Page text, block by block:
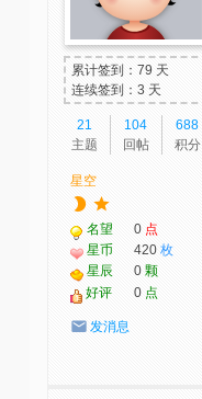
累计签到：79 天
连续签到：3 天
21
主题
104
回帖
688
积分
星空
名望 0 点
星币
420 枚
星辰
0 颗
好评
0 点
发消息